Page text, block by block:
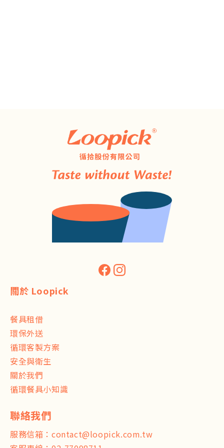
關於 Loopick
餐具租借
環保外送
循環客製方案
安全與衛生
關於我們
循環餐具小知識
服務信箱： contact@loopick.com.tw